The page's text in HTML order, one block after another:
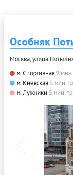
Особняк
Москва, улица
м. Спортивная9
м. Киевская 5 мин.
м. Лужники 5 мин.